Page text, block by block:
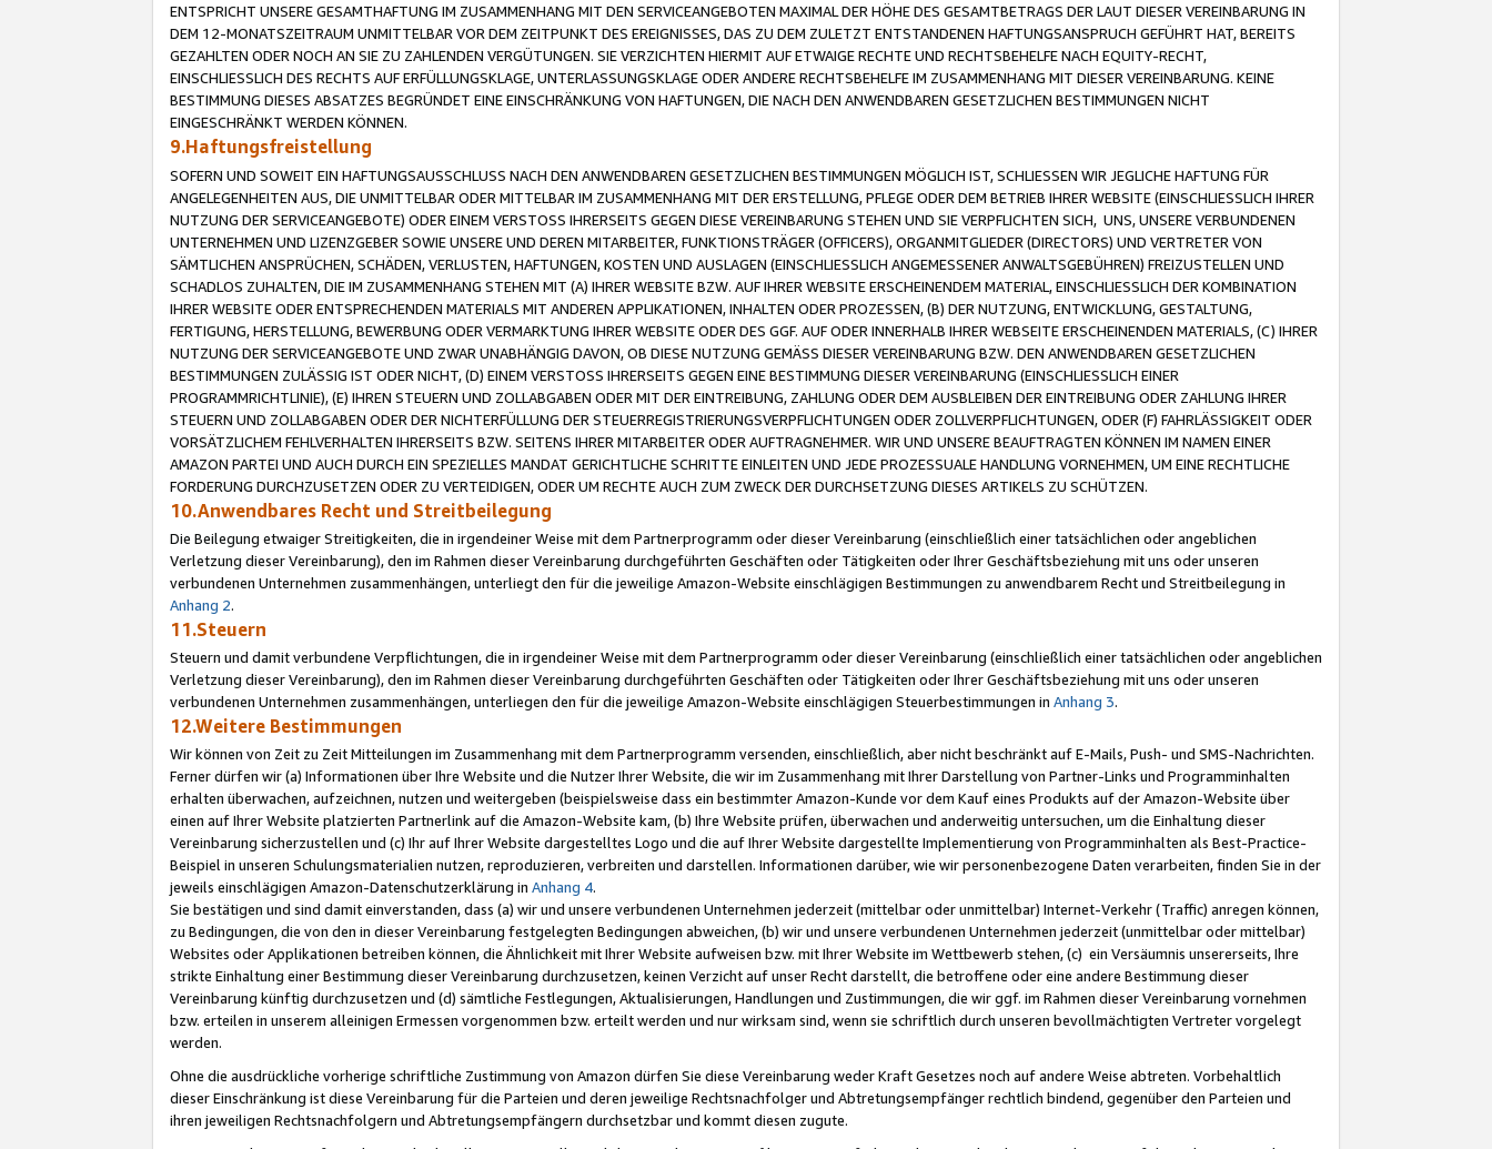
ENTSPRICHT UNSERE GESAMTHAFTUNG IM ZUSAMMENHANG MIT DEN SERVICEANGEBOTEN MAXIMAL DER HÖHE DES GESAMTBETRAGS DER LAUT DIESER VEREINBARUNG IN
DEM 12-MONATSZEITRAUM UNMITTELBAR VOR DEM ZEITPUNKT DES EREIGNISSES, DAS ZU DEM ZULETZT ENTSTANDENEN HAFTUNGSANSPRUCH GEFÜHRT HAT, BEREITS
GEZAHLTEN ODER NOCH AN SIE ZU ZAHLENDEN VERGÜTUNGEN. SIE VERZICHTEN HIERMIT AUF ETWAIGE RECHTE UND RECHTSBEHELFE NACH EQUITY-RECHT,
EINSCHLIESSLICH DES RECHTS AUF ERFÜLLUNGSKLAGE, UNTERLASSUNGSKLAGE ODER ANDERE RECHTSBEHELFE IM ZUSAMMENHANG MIT DIESER VEREINBARUNG. KEINE
BESTIMMUNG DIESES ABSATZES BEGRÜNDET EINE EINSCHRÄNKUNG VON HAFTUNGEN, DIE NACH DEN ANWENDBAREN GESETZLICHEN BESTIMMUNGEN NICHT
EINGESCHRÄNKT WERDEN KÖNNEN.
9.Haftungsfreistellung
SOFERN UND SOWEIT EIN HAFTUNGSAUSSCHLUSS NACH DEN ANWENDBAREN GESETZLICHEN BESTIMMUNGEN MÖGLICH IST, SCHLIESSEN WIR JEGLICHE HAFTUNG FÜR
ANGELEGENHEITEN AUS, DIE UNMITTELBAR ODER MITTELBAR IM ZUSAMMENHANG MIT DER ERSTELLUNG, PFLEGE ODER DEM BETRIEB IHRER WEBSITE (EINSCHLIESSLICH IHRER
NUTZUNG DER SERVICEANGEBOTE) ODER EINEM VERSTOSS IHRERSEITS GEGEN DIESE VEREINBARUNG STEHEN UND SIE VERPFLICHTEN SICH, UNS, UNSERE VERBUNDENEN
UNTERNEHMEN UND LIZENZGEBER SOWIE UNSERE UND DEREN MITARBEITER, FUNKTIONSTRÄGER (OFFICERS), ORGANMITGLIEDER (DIRECTORS) UND VERTRETER VON
SÄMTLICHEN ANSPRÜCHEN, SCHÄDEN, VERLUSTEN, HAFTUNGEN, KOSTEN UND AUSLAGEN (EINSCHLIESSLICH ANGEMESSENER ANWALTSGEBÜHREN) FREIZUSTELLEN UND
SCHADLOS ZUHALTEN, DIE IM ZUSAMMENHANG STEHEN MIT (A) IHRER WEBSITE BZW. AUF IHRER WEBSITE ERSCHEINENDEM MATERIAL, EINSCHLIESSLICH DER KOMBINATION
IHRER WEBSITE ODER ENTSPRECHENDEN MATERIALS MIT ANDEREN APPLIKATIONEN, INHALTEN ODER PROZESSEN, (B) DER NUTZUNG, ENTWICKLUNG, GESTALTUNG,
FERTIGUNG, HERSTELLUNG, BEWERBUNG ODER VERMARKTUNG IHRER WEBSITE ODER DES GGF. AUF ODER INNERHALB IHRER WEBSEITE ERSCHEINENDEN MATERIALS, (C) IHRER
NUTZUNG DER SERVICEANGEBOTE UND ZWAR UNABHÄNGIG DAVON, OB DIESE NUTZUNG GEMÄSS DIESER VEREINBARUNG BZW. DEN ANWENDBAREN GESETZLICHEN
BESTIMMUNGEN ZULÄSSIG IST ODER NICHT, (D) EINEM VERSTOSS IHRERSEITS GEGEN EINE BESTIMMUNG DIESER VEREINBARUNG (EINSCHLIESSLICH EINER
PROGRAMMRICHTLINIE), (E) IHREN STEUERN UND ZOLLABGABEN ODER MIT DER EINTREIBUNG, ZAHLUNG ODER DEM AUSBLEIBEN DER EINTREIBUNG ODER ZAHLUNG IHRER
STEUERN UND ZOLLABGABEN ODER DER NICHTERFÜLLUNG DER STEUERREGISTRIERUNGSVERPFLICHTUNGEN ODER ZOLLVERPFLICHTUNGEN, ODER (F) FAHRLÄSSIGKEIT ODER
VORSÄTZLICHEM FEHLVERHALTEN IHRERSEITS BZW. SEITENS IHRER MITARBEITER ODER AUFTRAGNEHMER. WIR UND UNSERE BEAUFTRAGTEN KÖNNEN IM NAMEN EINER
AMAZON PARTEI UND AUCH DURCH EIN SPEZIELLES MANDAT GERICHTLICHE SCHRITTE EINLEITEN UND JEDE PROZESSUALE HANDLUNG VORNEHMEN, UM EINE RECHTLICHE
FORDERUNG DURCHZUSETZEN ODER ZU VERTEIDIGEN, ODER UM RECHTE AUCH ZUM ZWECK DER DURCHSETZUNG DIESES ARTIKELS ZU SCHÜTZEN.
10.Anwendbares Recht und Streitbeilegung
Die Beilegung etwaiger Streitigkeiten, die in irgendeiner Weise mit dem Partnerprogramm oder dieser Vereinbarung (einschließlich einer tatsächlichen oder angeblichen
Verletzung dieser Vereinbarung), den im Rahmen dieser Vereinbarung durchgeführten Geschäften oder Tätigkeiten oder Ihrer Geschäftsbeziehung mit uns oder unseren
verbundenen Unternehmen zusammenhängen, unterliegt den für die jeweilige Amazon-Website einschlägigen Bestimmungen zu anwendbarem Recht und Streitbeilegung in
Anhang 2.
11.Steuern
Steuern und damit verbundene Verpflichtungen, die in irgendeiner Weise mit dem Partnerprogramm oder dieser Vereinbarung (einschließlich einer tatsächlichen oder angeblichen
Verletzung dieser Vereinbarung), den im Rahmen dieser Vereinbarung durchgeführten Geschäften oder Tätigkeiten oder Ihrer Geschäftsbeziehung mit uns oder unseren
verbundenen Unternehmen zusammenhängen, unterliegen den für die jeweilige Amazon-Website einschlägigen Steuerbestimmungen in Anhang 3.
12.Weitere Bestimmungen
Wir können von Zeit zu Zeit Mitteilungen im Zusammenhang mit dem Partnerprogramm versenden, einschließlich, aber nicht beschränkt auf E-Mails, Push- und SMS-Nachrichten.
Ferner dürfen wir (a) Informationen über Ihre Website und die Nutzer Ihrer Website, die wir im Zusammenhang mit Ihrer Darstellung von Partner-Links und Programminhalten
erhalten überwachen, aufzeichnen, nutzen und weitergeben (beispielsweise dass ein bestimmter Amazon-Kunde vor dem Kauf eines Produkts auf der Amazon-Website über
einen auf Ihrer Website platzierten Partnerlink auf die Amazon-Website kam, (b) Ihre Website prüfen, überwachen und anderweitig untersuchen, um die Einhaltung dieser
Vereinbarung sicherzustellen und (c) Ihr auf Ihrer Website dargestelltes Logo und die auf Ihrer Website dargestellte Implementierung von Programminhalten als Best-Practice-
Beispiel in unseren Schulungsmaterialien nutzen, reproduzieren, verbreiten und darstellen. Informationen darüber, wie wir personenbezogene Daten verarbeiten, finden Sie in der
jeweils einschlägigen Amazon-Datenschutzerklärung in Anhang 4.
Sie bestätigen und sind damit einverstanden, dass (a) wir und unsere verbundenen Unternehmen jederzeit (mittelbar oder unmittelbar) Internet-Verkehr (Traffic) anregen können,
zu Bedingungen, die von den in dieser Vereinbarung festgelegten Bedingungen abweichen, (b) wir und unsere verbundenen Unternehmen jederzeit (unmittelbar oder mittelbar)
Websites oder Applikationen betreiben können, die Ähnlichkeit mit Ihrer Website aufweisen bzw. mit Ihrer Website im Wettbewerb stehen, (c) ein Versäumnis unsererseits, Ihre
strikte Einhaltung einer Bestimmung dieser Vereinbarung durchzusetzen, keinen Verzicht auf unser Recht darstellt, die betroffene oder eine andere Bestimmung dieser
Vereinbarung künftig durchzusetzen und (d) sämtliche Festlegungen, Aktualisierungen, Handlungen und Zustimmungen, die wir ggf. im Rahmen dieser Vereinbarung vornehmen
bzw. erteilen in unserem alleinigen Ermessen vorgenommen bzw. erteilt werden und nur wirksam sind, wenn sie schriftlich durch unseren bevollmächtigten Vertreter vorgelegt
werden.
Ohne die ausdrückliche vorherige schriftliche Zustimmung von Amazon dürfen Sie diese Vereinbarung weder Kraft Gesetzes noch auf andere Weise abtreten. Vorbehaltlich
dieser Einschränkung ist diese Vereinbarung für die Parteien und deren jeweilige Rechtsnachfolger und Abtretungsempfänger rechtlich bindend, gegenüber den Parteien und
ihren jeweiligen Rechtsnachfolgern und Abtretungsempfängern durchsetzbar und kommt diesen zugute.